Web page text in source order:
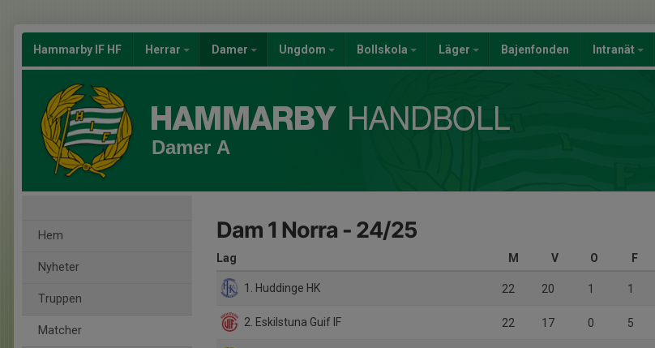
Hammarby IF HF Herrar Damer Ungdom Bollskola Läger Bajenfonden Intranät
Damer A
Hem
Nyheter
Truppen
Matcher
Dam 1 Norra - 24/25
Lag M V O F
1. Huddinge HK 22 20 1 1
2. Eskilstuna Guif IF 22 17 0 5